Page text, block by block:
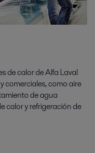
de calor de Alfa Laval
comerciales, como aire
de agua
calor y refrigeración de